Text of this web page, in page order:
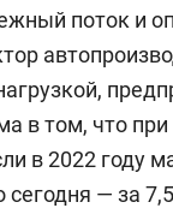
поток и
в том, что
в 2022 году
сегодня — за